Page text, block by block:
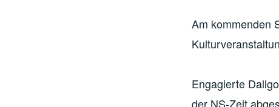
Am kommenden
Engagierte
der NS-Zeit